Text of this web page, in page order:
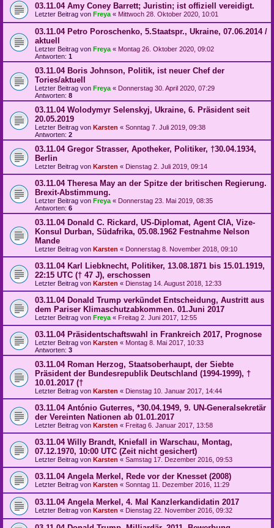
03.11.04 Amy Coney Barrett; Juristin; ist offiziell vereidigt.
Letzter Beitrag von Freya « Mittwoch 28. Oktober 2020, 10:01
03.11.04 Petro Poroschenko, 5.Staatspr., Ukraine, 07.06.2014 /
aktuell
Letzter Beitrag von Freya « Montag 26. Oktober 2020, 09:02
Antworten: 1
03.11.04 Boris Johnson, Politik, ist neuer Chef der
Tories/aktuell
Letzter Beitrag von Freya « Donnerstag 30. April 2020, 07:29
Antworten: 8
03.11.04 Wolodymyr Selenskyj, Ukraine, 6. Präsident seit
20.05.2019
Letzter Beitrag von Karsten « Sonntag 7. Juli 2019, 09:38
Antworten: 2
03.11.04 Gregor Strasser, Apotheker, Politiker, †30.04.1934,
Berlin
Letzter Beitrag von Karsten « Dienstag 2. Juli 2019, 09:14
03.11.04 Theresa May an der Spitze der britischen Regierung.
Brexit-Abstimmung.
Letzter Beitrag von Freya « Donnerstag 23. Mai 2019, 08:35
Antworten: 6
03.11.04 Donald C. Rickard, US-Diplomat, Agent CIA, Vize-
Konsul Durban, Südafrika, 05.08.1962 Festnahme Nelson
Mande
Letzter Beitrag von Karsten « Donnerstag 8. November 2018, 09:10
03.11.04 Karl Liebknecht, Politiker, 13.08.1871 bis 15.01.1919,
22:15 UTC († 47 J), erschossen
Letzter Beitrag von Karsten « Dienstag 14. August 2018, 12:33
03.11.04 Donald Trump verkündet Entscheidung, Austritt aus
dem Pariser Klimaschutzabkommen. 01.Juni 2017
Letzter Beitrag von Freya « Freitag 2. Juni 2017, 12:55
03.11.04 Präsidentschaftswahl in Frankreich 2017, Prognose
Letzter Beitrag von Karsten « Montag 8. Mai 2017, 10:33
Antworten: 3
03.11.04 Roman Herzog, Staatsoberhaupt, der Siebte
Präsident der Bundesrepublik Deutschland (1994-1999), †
10.01.2017 (†
Letzter Beitrag von Karsten « Dienstag 10. Januar 2017, 14:44
03.11.04 António Guterres, *30.04.1949, 9. UN-Generalsekretär
der Vereinten Nationen ab 01.01.2017
Letzter Beitrag von Karsten « Freitag 6. Januar 2017, 13:58
03.11.04 Willy Brandt, Kniefall in Warschau, Montag,
07.12.1970, 10:00 UTC (Zeit nicht gesichert)
Letzter Beitrag von Karsten « Samstag 17. Dezember 2016, 09:53
03.11.04 Angela Merkel, Rede vor der Knesset (2008)
Letzter Beitrag von Karsten « Sonntag 11. Dezember 2016, 11:29
03.11.04 Angela Merkel, 4. Mal Kanzlerkandidatin 2017
Letzter Beitrag von Karsten « Dienstag 22. November 2016, 09:32